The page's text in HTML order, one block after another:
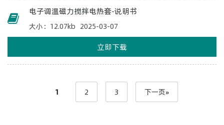
电子调温磁力搅拌电热套-说明书
大小：12.07kb 2025-03-07
立即下载
1 2 3 下一页»